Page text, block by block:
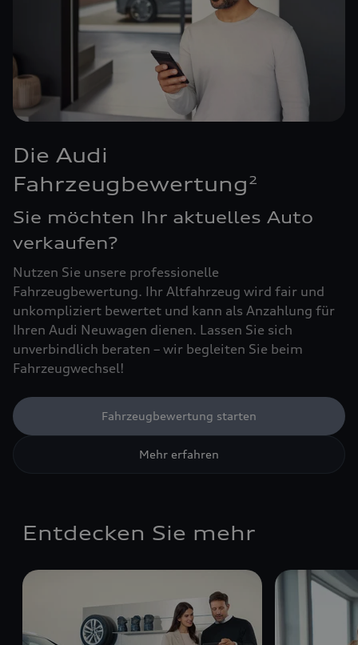
Die Audi
Fahrzeugbewertung 2
Sie möchten Ihr aktuelles Auto
verkaufen?
Nutzen Sie unsere professionelle
Fahrzeugbewertung. Ihr Altfahrzeug wird fair und
unkompliziert bewertet und kann als Anzahlung für
Ihren Audi Neuwagen dienen. Lassen Sie sich
unverbindlich beraten – wir begleiten Sie beim
Fahrzeugwechsel!
Fahrzeugbewertung starten
Mehr erfahren
Entdecken Sie mehr